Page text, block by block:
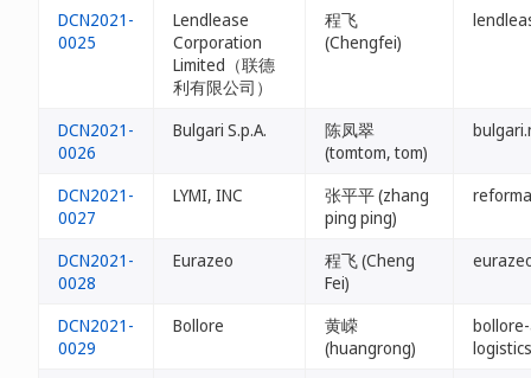
DCN2021-
0025
Lendlease
Corporation
Limited（联德
利有限公司）
程飞
(Chengfei)
DCN2021-
0026
Bulgari S.p.A.
陈凤翠
(tomtom, tom)
DCN2021-
0027
LYMI, INC
张平平 (zhang
ping ping)
DCN2021-
0028
Eurazeo
程飞 (Cheng
Fei)
DCN2021-
0029
Bollore
黄嵘
(huangrong)